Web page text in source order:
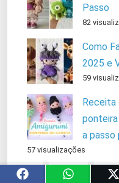
Passo
82
Como
2025 e
59
a passo
57 visualizações
Meu